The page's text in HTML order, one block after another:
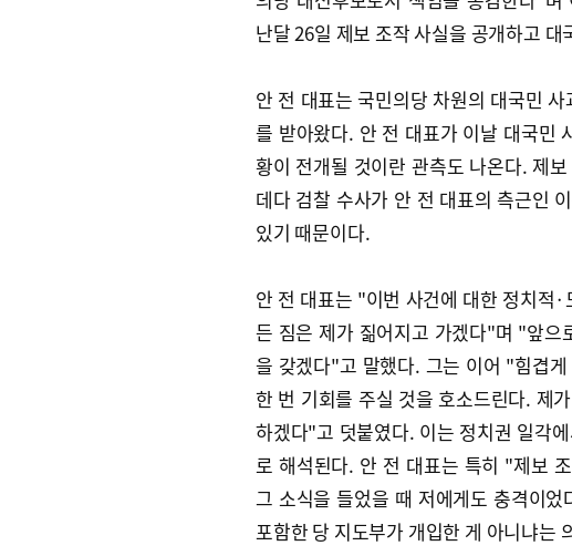
난달 26일 제보 조작 사실을 공개하고
안 전 대표는 국민의당 차원의 대국민
를 받아왔다. 안 전 대표가 이날 대국민
황이 전개될 것이란 관측도 나온다. 제
데다 검찰 수사가 안 전 대표의 측근인
있기 때문이다.
안 전 대표는 "이번 사건에 대한 정치적
든 짐은 제가 짊어지고 가겠다"며 "앞으
을 갖겠다"고 말했다. 그는 이어 "힘겹
한 번 기회를 주실 것을 호소드린다. 제
하겠다"고 덧붙였다. 이는 정치권 일각
로 해석된다. 안 전 대표는 특히 "제보
그 소식을 들었을 때 저에게도 충격이
포함한 당 지도부가 개입한 게 아니냐는